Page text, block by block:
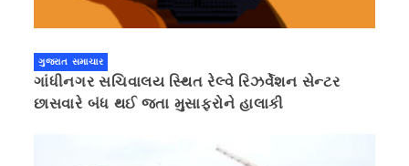
ગુજરાત સમાચાર
ગાંધીનગર સચિવાલય સ્થિત રેલ્વે રિઝર્વેશન સેન્ટર
છાસવારે બંધ થઈ જતા મુસાફરોને હાલાકી